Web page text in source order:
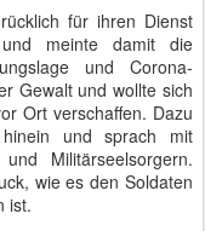
für ihren Dienst
meinte damit die
und Corona-
Gewalt und wollte sich
Ort verschaffen. Dazu
und sprach mit
Militärseelsorgern.
wie es den Soldaten
ist.